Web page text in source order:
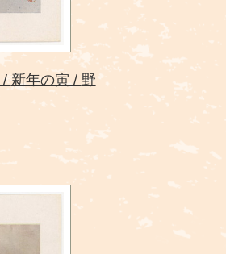
新年の寅
野